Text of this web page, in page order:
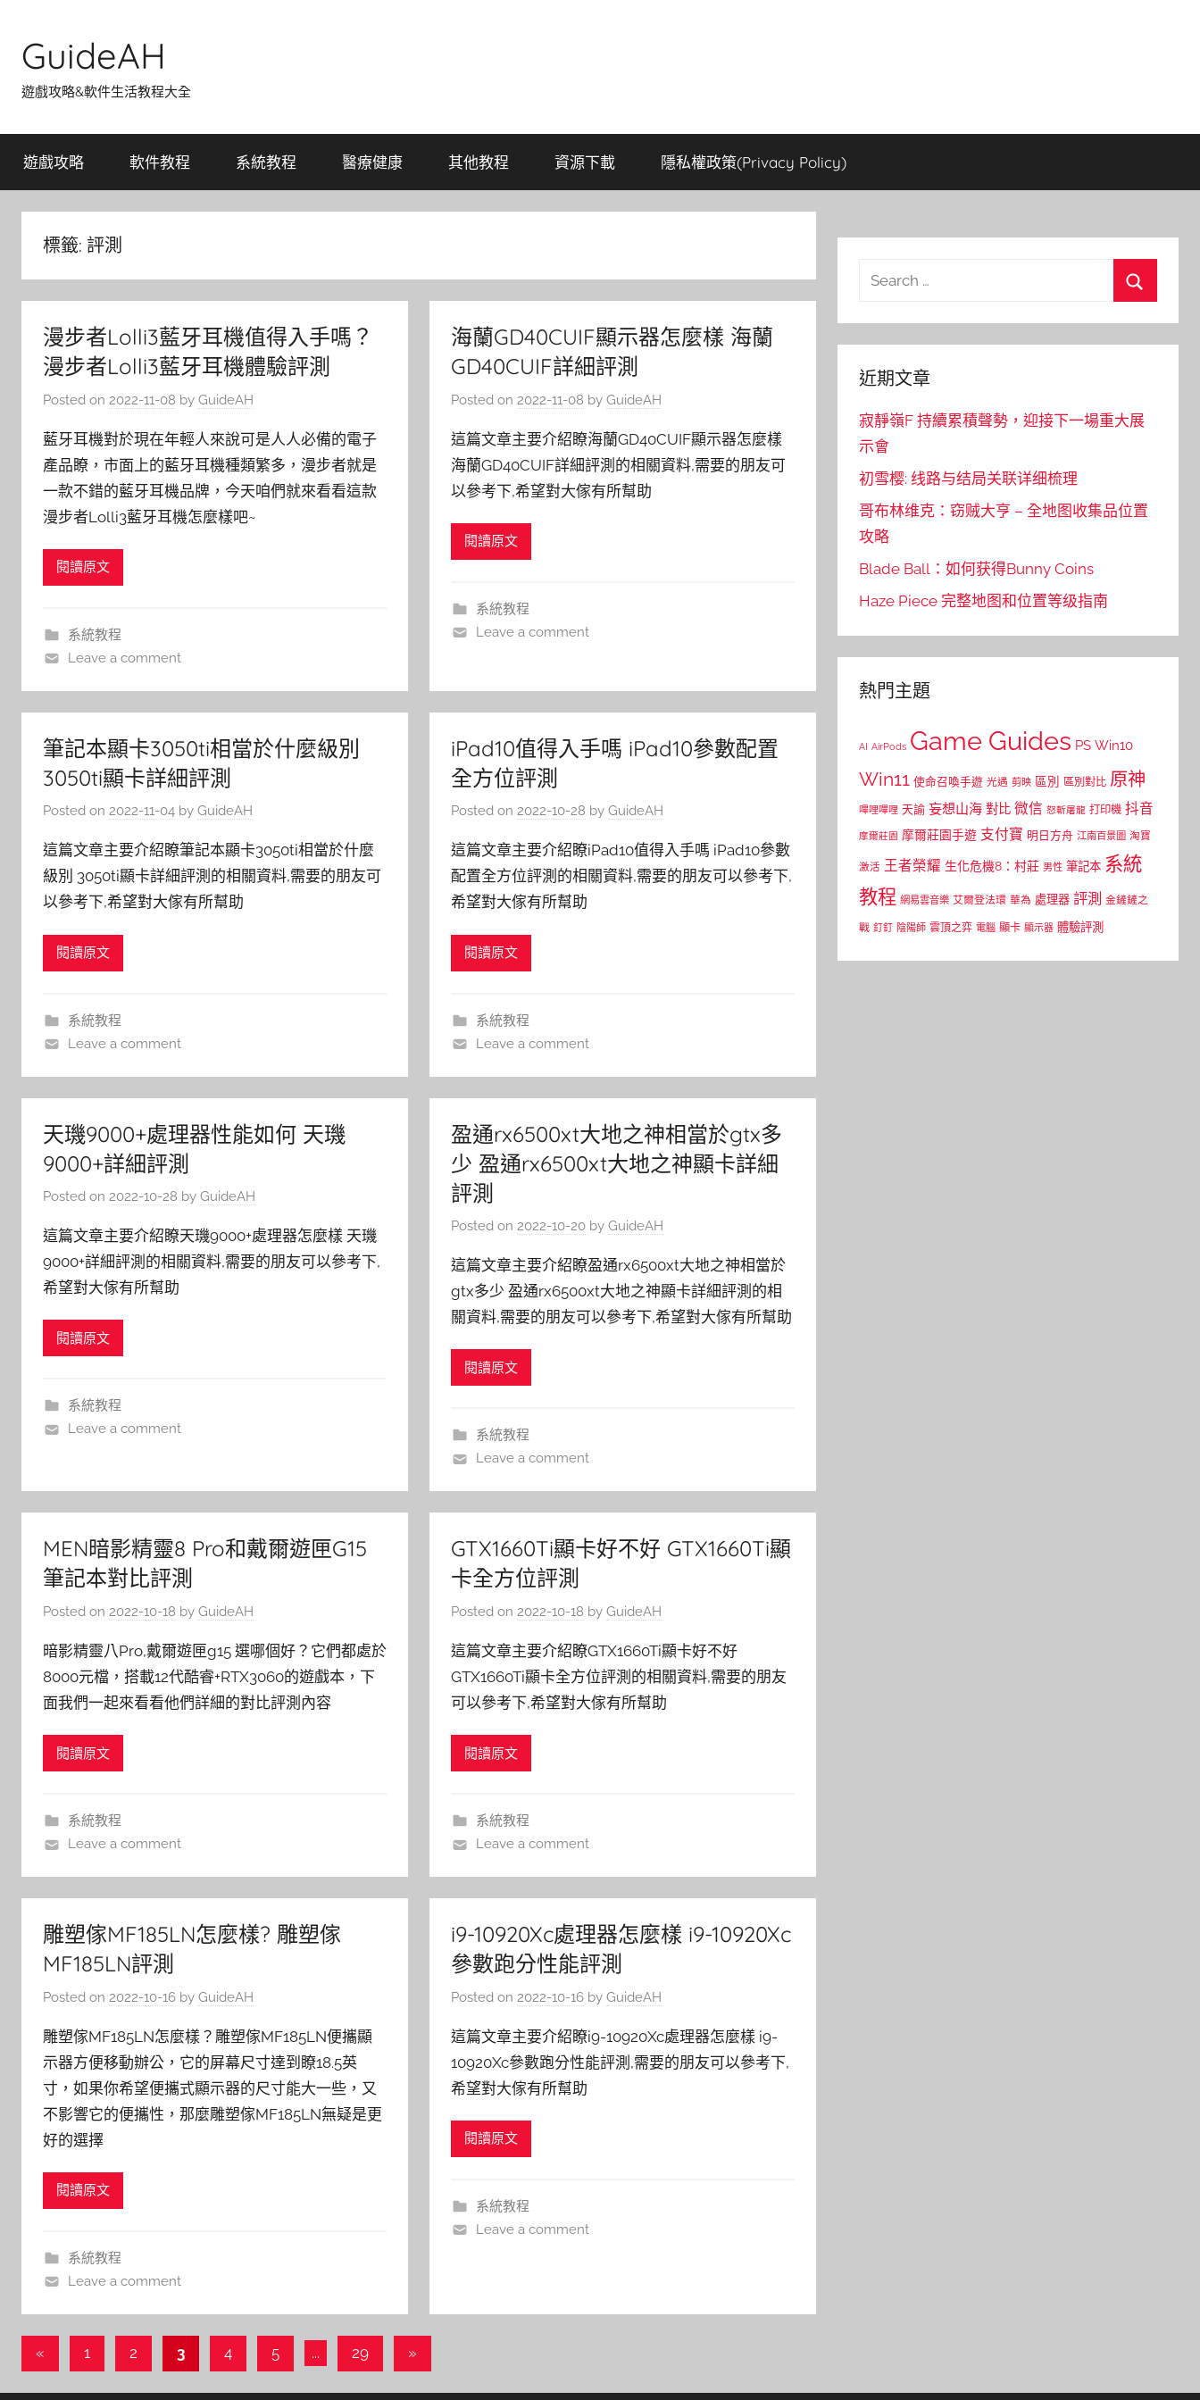
content
GuideAH
遊戲攻略&軟件生活教程大全
遊戲攻略 軟件教程 系統教程 醫療健康 其他教程 資源下載 隱私權政策(Privacy Policy)
標籤: 評測
漫步者Lolli3藍牙耳機值得入手嗎？
漫步者Lolli3藍牙耳機體驗評測
Posted on 2022-11-08 by GuideAH
藍牙耳機對於現在年輕人來說可是人人必備的電子
產品瞭，市面上的藍牙耳機種類繁多，漫步者就是
一款不錯的藍牙耳機品牌，今天咱們就來看看這款
漫步者Lolli3藍牙耳機怎麼樣吧~
閱讀原文
系統教程
Leave a comment
海蘭GD40CUIF顯示器怎麼樣 海蘭
GD40CUIF詳細評測
Posted on 2022-11-08 byGuideAH
這篇文章主要介紹瞭海蘭GD40CUIF顯示器怎麼樣
海蘭GD40CUIF詳細評測的相關資料,需要的朋友可
以參考下,希望對大傢有所幫助
閱讀原文
系統教程
Leave a comment
筆記本顯卡3050ti相當於什麼級別
3050ti顯卡詳細評測
Posted on 2022-11-04 by GuideAH
這篇文章主要介紹瞭筆記本顯卡3050ti相當於什麼
級別 3050ti顯卡詳細評測的相關資料,需要的朋友可
以參考下,希望對大傢有所幫助
閱讀原文
系統教程
Leave a comment
iPad10值得入手嗎 iPad10參數配置
全方位評測
Posted on2022-10-28 byGuideAH
這篇文章主要介紹瞭iPad10值得入手嗎 iPad10參數
配置全方位評測的相關資料,需要的朋友可以參考下,
希望對大傢有所幫助
閱讀原文
系統教程
Leave a comment
天璣9000+處理器性能如何 天璣
9000+詳細評測
Posted on 2022-10-28 by GuideAH
這篇文章主要介紹瞭天璣9000+處理器怎麼樣 天璣
9000+詳細評測的相關資料,需要的朋友可以參考下,
希望對大傢有所幫助
閱讀原文
系統教程
Leave a comment
盈通rx6500xt大地之神相當於gtx多
少 盈通rx6500xt大地之神顯卡詳細
評測
Posted on2022-10-20 byGuideAH
這篇文章主要介紹瞭盈通rx6500xt大地之神相當於
gtx多少 盈通rx6500xt大地之神顯卡詳細評測的相
關資料,需要的朋友可以參考下,希望對大傢有所幫助
閱讀原文
系統教程
Leave a comment
MEN暗影精靈8 Pro和戴爾遊匣G15
筆記本對比評測
Posted on 2022-10-18 by GuideAH
暗影精靈八Pro,戴爾遊匣g15 選哪個好？它們都處於
8000元檔，搭載12代酷睿+RTX3060的遊戲本，下
面我們一起來看看他們詳細的對比評測內容
閱讀原文
系統教程
Leave a comment
GTX1660Ti顯卡好不好 GTX1660Ti顯
卡全方位評測
Posted on2022-10-18 byGuideAH
這篇文章主要介紹瞭GTX1660Ti顯卡好不好
GTX1660Ti顯卡全方位評測的相關資料,需要的朋友
可以參考下,希望對大傢有所幫助
閱讀原文
系統教程
Leave a comment
雕塑傢MF185LN怎麼樣? 雕塑傢
MF185LN評測
Posted on 2022-10-16 by GuideAH
雕塑傢MF185LN怎麼樣？雕塑傢MF185LN便攜顯
示器方便移動辦公，它的屏幕尺寸達到瞭18.5英
寸，如果你希望便攜式顯示器的尺寸能大一些，又
不影響它的便攜性，那麼雕塑傢MF185LN無疑是更
好的選擇
閱讀原文
系統教程
Leave a comment
i9-10920Xc處理器怎麼樣 i9-10920Xc
參數跑分性能評測
Posted on 2022-10-16 byGuideAH
這篇文章主要介紹瞭i9-10920Xc處理器怎麼樣 i9-
10920Xc參數跑分性能評測,需要的朋友可以參考下,
希望對大傢有所幫助
閱讀原文
系統教程
Leave a comment
文
« Previous
1 2 3 4 5 ... 29
Next
»
Search
近期文章
寂靜嶺F 持續累積聲勢，迎接下一場重大展
示會
初雪樱: 线路与结局关联详细梳理
哥布林维克：窃贼大亨 – 全地图收集品位置
攻略
Blade Ball：如何获得Bunny Coins
Haze Piece 完整地图和位置等级指南
熱門主題
AI AirPods Game Guides PS Win10
Win11 使命召喚手遊 光遇 剪映 區別 區別對比 原神
嗶哩嗶哩 天諭 妄想山海 對比 微信 怒斬屠龍 打印機 抖音
摩爾莊園 摩爾莊園手遊 支付寶 明日方舟 江南百景圖 淘寶
激活 王者榮耀 生化危機8：村莊 男性 筆記本 系統
教程 網易雲音樂 艾爾登法環 華為 處理器 評測 金鏟鏟之
戰 釘釘 陰陽師 雲頂之弈 電腦 顯卡 顯示器 體驗評測